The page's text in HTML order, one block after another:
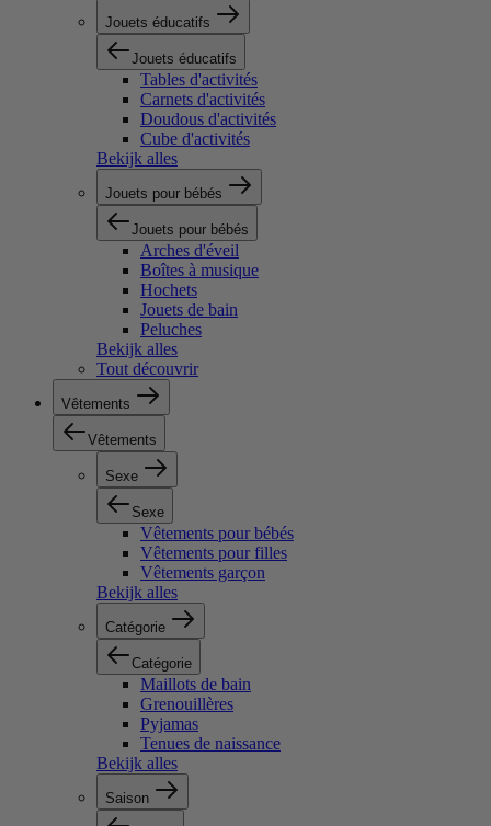
Jouets éducatifs
Jouets éducatifs
Tables d'activités
Carnets d'activités
Doudous d'activités
Cube d'activités
Bekijk alles
Jouets pour bébés
Jouets pour bébés
Arches d'éveil
Boîtes à musique
Hochets
Jouets de bain
Peluches
Bekijk alles
Tout découvrir
Vêtements
Vêtements
Sexe
Sexe
Vêtements pour bébés
Vêtements pour filles
Vêtements garçon
Bekijk alles
Catégorie
Catégorie
Maillots de bain
Grenouillères
Pyjamas
Tenues de naissance
Bekijk alles
Saison